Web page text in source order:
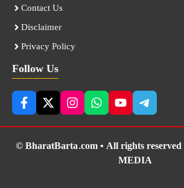
Contact Us
Disclaimer
Privacy Policy
Follow Us
© BharatBarta.com • All rights
MEDIA